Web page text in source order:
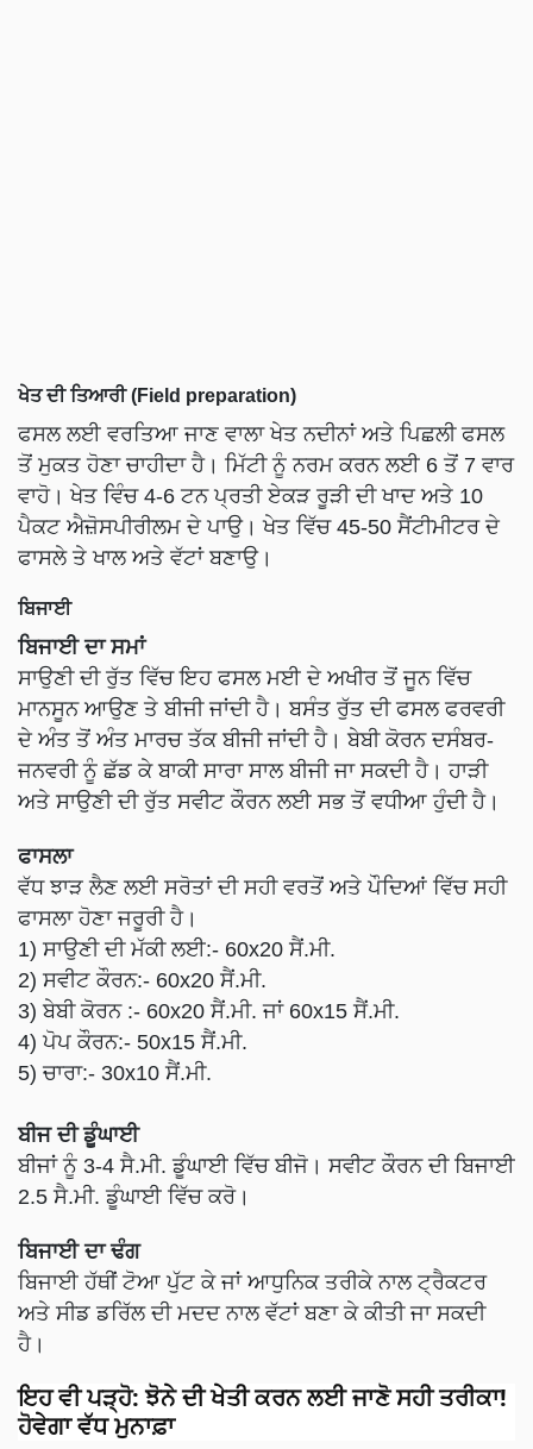
ਖੇਤ ਦੀ ਤਿਆਰੀ (Field preparation)
ਫਸਲ ਲਈ ਵਰਤਿਆ ਜਾਣ ਵਾਲਾ ਖੇਤ ਨਦੀਨਾਂ ਅਤੇ ਪਿਛਲੀ ਫਸਲ
ਤੋਂ ਮੁਕਤ ਹੋਣਾ ਚਾਹੀਦਾ ਹੈ। ਮਿੱਟੀ ਨੂੰ ਨਰਮ ਕਰਨ ਲਈ 6 ਤੋਂ 7 ਵਾਰ
ਵਾਹੋ। ਖੇਤ ਵਿੰਚ 4-6 ਟਨ ਪ੍ਰਤੀ ਏਕੜ ਰੂੜੀ ਦੀ ਖਾਦ ਅਤੇ 10
ਪੈਕਟ ਐਜ਼ੋਸਪੀਰੀਲਮ ਦੇ ਪਾਉ। ਖੇਤ ਵਿੱਚ 45-50 ਸੈਂਟੀਮੀਟਰ ਦੇ
ਫਾਸਲੇ ਤੇ ਖਾਲ ਅਤੇ ਵੱਟਾਂ ਬਣਾਉ।
ਬਿਜਾਈ
ਬਿਜਾਈ ਦਾ ਸਮਾਂ
ਸਾਉਣੀ ਦੀ ਰੁੱਤ ਵਿੱਚ ਇਹ ਫਸਲ ਮਈ ਦੇ ਅਖੀਰ ਤੋਂ ਜੂਨ ਵਿੱਚ
ਮਾਨਸੂਨ ਆਉਣ ਤੇ ਬੀਜੀ ਜਾਂਦੀ ਹੈ। ਬਸੰਤ ਰੁੱਤ ਦੀ ਫਸਲ ਫਰਵਰੀ
ਦੇ ਅੰਤ ਤੋਂ ਅੰਤ ਮਾਰਚ ਤੱਕ ਬੀਜੀ ਜਾਂਦੀ ਹੈ। ਬੇਬੀ ਕੋਰਨ ਦਸੰਬਰ-
ਜਨਵਰੀ ਨੂੰ ਛੱਡ ਕੇ ਬਾਕੀ ਸਾਰਾ ਸਾਲ ਬੀਜੀ ਜਾ ਸਕਦੀ ਹੈ। ਹਾੜੀ
ਅਤੇ ਸਾਉਣੀ ਦੀ ਰੁੱਤ ਸਵੀਟ ਕੌਰਨ ਲਈ ਸਭ ਤੋਂ ਵਧੀਆ ਹੁੰਦੀ ਹੈ।
ਫਾਸਲਾ
ਵੱਧ ਝਾੜ ਲੈਣ ਲਈ ਸਰੋਤਾਂ ਦੀ ਸਹੀ ਵਰਤੋਂ ਅਤੇ ਪੌਦਿਆਂ ਵਿੱਚ ਸਹੀ
ਫਾਸਲਾ ਹੋਣਾ ਜਰੂਰੀ ਹੈ।
1) ਸਾਉਣੀ ਦੀ ਮੱਕੀ ਲਈ:- 60x20 ਸੈਂ.ਮੀ.
2) ਸਵੀਟ ਕੌਰਨ:- 60x20 ਸੈਂ.ਮੀ.
3) ਬੇਬੀ ਕੋਰਨ :- 60x20 ਸੈਂ.ਮੀ. ਜਾਂ 60x15 ਸੈਂ.ਮੀ.
4) ਪੋਪ ਕੌਰਨ:- 50x15 ਸੈਂ.ਮੀ.
5) ਚਾਰਾ:- 30x10 ਸੈਂ.ਮੀ.
ਬੀਜ ਦੀ ਡੂੰਘਾਈ
ਬੀਜਾਂ ਨੂੰ 3-4 ਸੈ.ਮੀ. ਡੂੰਘਾਈ ਵਿੱਚ ਬੀਜੋ। ਸਵੀਟ ਕੌਰਨ ਦੀ ਬਿਜਾਈ
2.5 ਸੈ.ਮੀ. ਡੂੰਘਾਈ ਵਿੱਚ ਕਰੋ।
ਬਿਜਾਈ ਦਾ ਢੰਗ
ਬਿਜਾਈ ਹੱਥੀਂ ਟੋਆ ਪੁੱਟ ਕੇ ਜਾਂ ਆਧੁਨਿਕ ਤਰੀਕੇ ਨਾਲ ਟ੍ਰੈਕਟਰ
ਅਤੇ ਸੀਡ ਡਰਿੱਲ ਦੀ ਮਦਦ ਨਾਲ ਵੱਟਾਂ ਬਣਾ ਕੇ ਕੀਤੀ ਜਾ ਸਕਦੀ
ਹੈ।
ਇਹ ਵੀ ਪੜ੍ਹੋ:ਝੋਨੇ ਦੀ ਖੇਤੀ ਕਰਨ ਲਈ ਜਾਣੋ ਸਹੀ ਤਰੀਕਾ!
ਹੋਵੇਗਾ ਵੱਧ ਮੁਨਾਫ਼ਾ